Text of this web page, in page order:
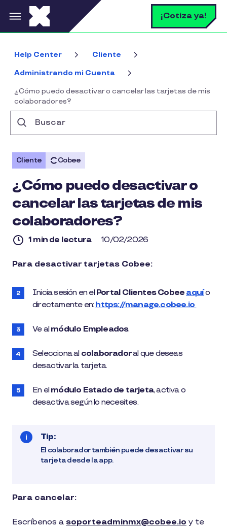
Pasar al contenido principal ¡Cotiza ya!
Help Center Cliente
Administrando mi Cuenta
¿Cómo puedo desactivar o cancelar las tarjetas de mis
colaboradores?
Cliente Cobee
¿Cómo puedo desactivar o
cancelar las tarjetas de mis
colaboradores?
1 min de lectura 10/02/2026
1
lectura
Para desactivar tarjetas Cobee:
Inicia sesión en elPortal Clientes Cobee aquío
directamente en: https://manage.cobee.io
Ve almódulo Empleados.
Selecciona al colaboradoral que deseas
desactivar la tarjeta.
En elmódulo Estado de tarjeta, activa o
desactiva según lo necesites.
Tip:
El colaborador también puede desactivar su
tarjeta desde la app.
Para cancelar:
Escríbenos a soporteadminmx@cobee.io y te